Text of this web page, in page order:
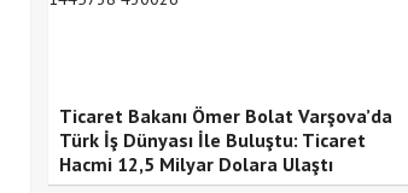
Ticaret Bakanı Ömer Bolat Varşova’da
Türk İş Dünyası İle Buluştu: Ticaret
Hacmi 12,5 Milyar Dolara Ulaştı